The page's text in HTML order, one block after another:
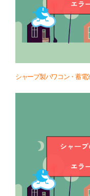
シャープ製パワコン・蓄電